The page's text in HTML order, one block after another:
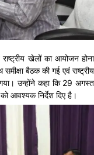
खेलों का आयोजन होना
बैठक की गई एवं राष्ट्रीय
उन्होंने कहा कि 29 अगस्त
आवश्यक निर्देश दिए है।